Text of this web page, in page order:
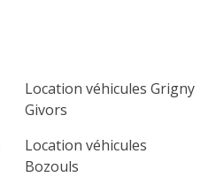
Location véhicules Grigny
Givors
Location véhicules
Bozouls